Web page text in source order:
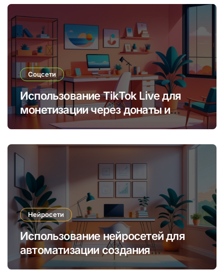
Соцсети
Использование TikTok Live для
монетизации через донаты и
платные подписки
Нейросети
Использование нейросетей для
автоматизации создания
уникальных интернет-курсов и